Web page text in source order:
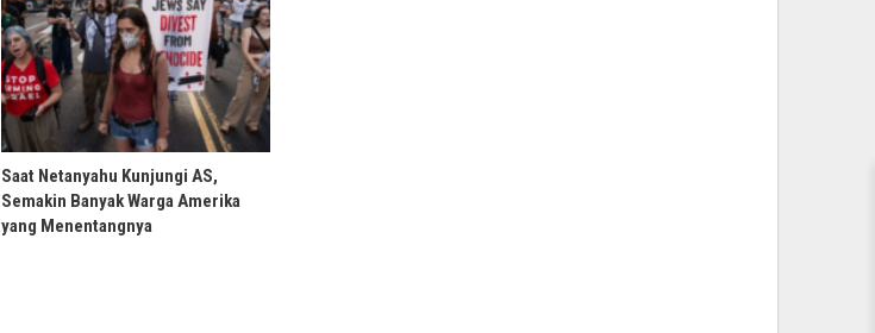
Saat Netanyahu Kunjungi AS,
Semakin Banyak Warga Amerika
yang Menentangnya